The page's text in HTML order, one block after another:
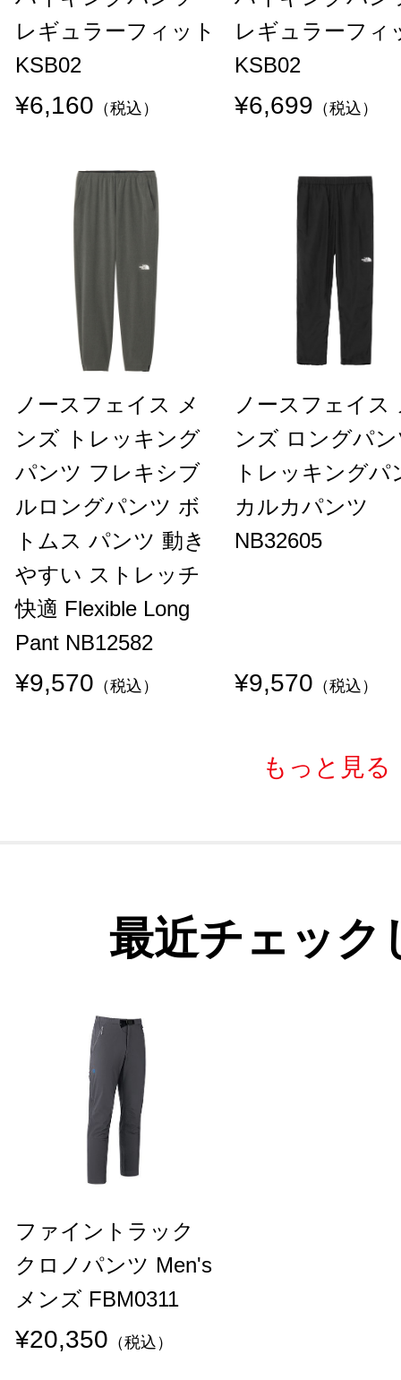
レギュラーフィット
KSB02
¥6,160 （税込）
レギュラーフィ
KSB02
¥6,699 （税込）
ノースフェイス メ
ンズ トレッキング
パンツ フレキシブ
ルロングパンツ ボ
トムス パンツ 動き
やすい ストレッチ
快適 Flexible Long
Pant NB12582
¥9,570 （税込）
ノースフェイス
ンズ ロングパ
トレッキングパ
カルカパンツ
NB32605
¥9,570 （税込）
もっと見る
最近チェック
ファイントラック
クロノパンツ Men's
メンズ FBM0311
¥20,350 （税込）